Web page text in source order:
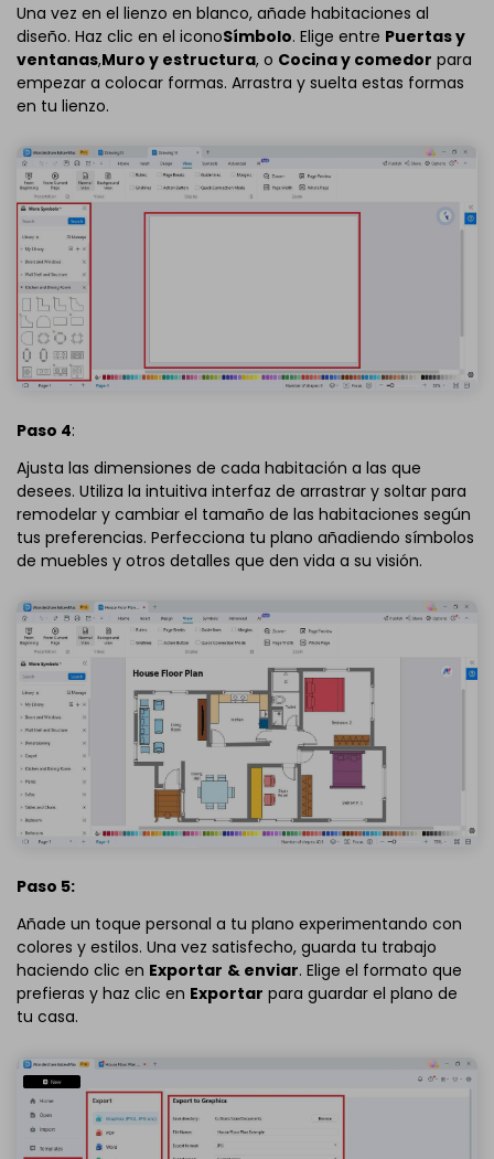
Una vez en el lienzo en blanco, añade habitaciones al
diseño. Haz clic en el iconoSímbolo. Elige entre Puertas y
ventanas,Muro y estructura, o Cocina y comedor para
empezar a colocar formas. Arrastra y suelta estas formas
en tu lienzo.
Paso 4:
Ajusta las dimensiones de cada habitación a las que
desees. Utiliza la intuitiva interfaz de arrastrar y soltar para
remodelar y cambiar el tamaño de las habitaciones según
tus preferencias. Perfecciona tu plano añadiendo símbolos
de muebles y otros detalles que den vida a su visión.
Paso 5:
Añade un toque personal a tu plano experimentando con
colores y estilos. Una vez satisfecho, guarda tu trabajo
haciendo clic en Exportar & enviar. Elige el formato que
prefieras y haz clic en Exportar para guardar el plano de
tu casa.